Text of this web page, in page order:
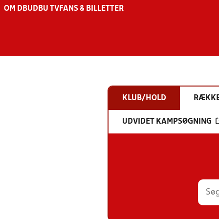
OM DBU DBU TV FANS & BILLETTER
KLUB/HOLD
UDVIDET KAMPSØGNING